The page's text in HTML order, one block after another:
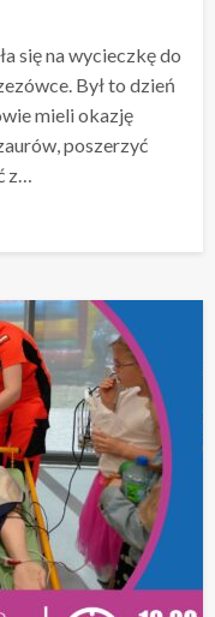
się na wycieczkę do
Był to dzień
mieli okazję
poszerzyć
z…